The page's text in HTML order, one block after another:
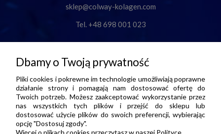
sklep@colway-kolagen.com
Tel. +48 698 001 023
O NAS
INFORMACJE
PŁATNOŚCI I DOSTAWA
Dbamy o Twoją prywatność
Pliki cookies i pokrewne im technologie umożliwiają poprawne
działanie strony i pomagają nam dostosować ofertę do
Twoich potrzeb. Możesz zaakceptować wykorzystanie przez
nas wszystkich tych plików i przejść do sklepu lub
dostosować użycie plików do swoich preferencji, wybierając
opcję "Dostosuj zgody".
Więcej o plikach cookies przeczytasz w naszej Polityce